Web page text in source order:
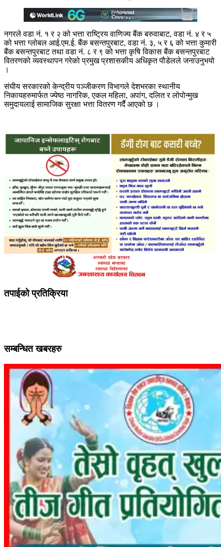
नगरले वडा नं. १ र २ को भत्ता राष्ट्रिय वाणिज्य बैंक बरुवाबाट, वडा नं. ४ र ५
को भत्ता ग्लोबल आई.एम.ई. बैंक बसन्तपुरबाट, वडा नं. ३, ५ र ६ को भत्ता कुमारी
बैंक बसन्तपुरबाट तथा वडा नं. ८ र ९ को भत्ता कृषि विकास बैंक बसन्तपुरबाट
वितरणको व्यवस्थापन गरेको प्रमुख प्रशासकीय अधिकृत पौडेलले जनाउनुभयो
।
संघीय सरकारको केन्द्रीय पञ्जीकरण विभागले देशभरका स्थानीय
निकायहरुमार्फत ज्येष्ठ नागरिक, एकल महिला, अपांग, दलित र लोपोन्मुख
समुदायलाई सामाजिक सुरक्षा भत्ता वितरण गर्दै आएको छ ।
तपाईको प्रतिक्रिया
सम्बन्धित खबरहरु